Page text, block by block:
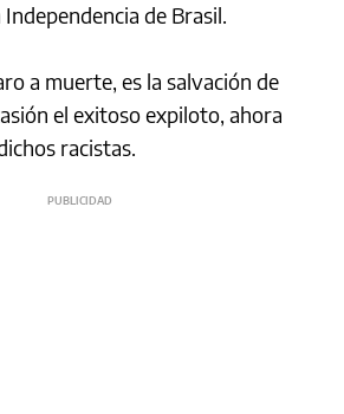
de Brasil.
a muerte, es la salvación de
el exitoso expiloto, ahora
racistas.